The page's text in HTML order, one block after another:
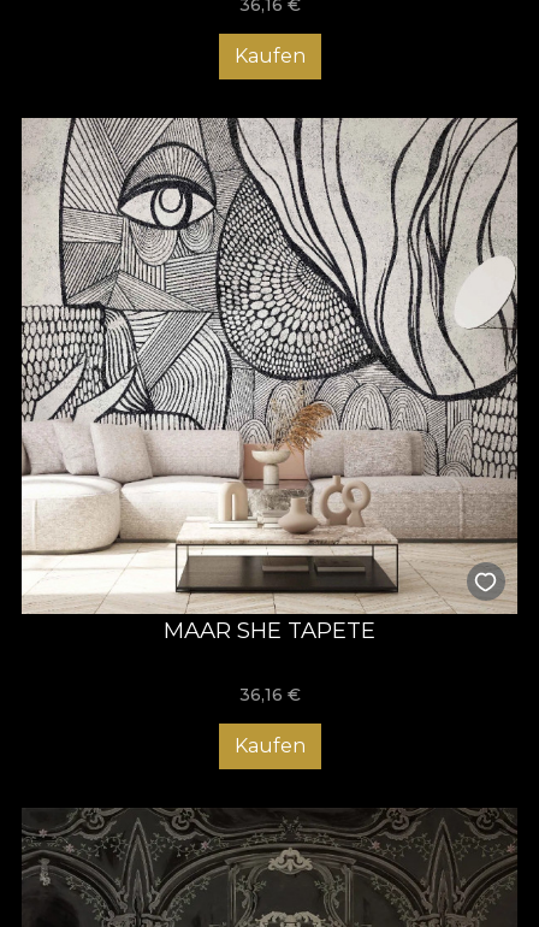
Kaufen
MAAR SHE TAPETE
36,16 €
Kaufen